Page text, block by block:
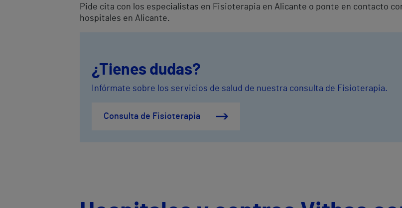
Pide cita con los especialistas en Fisioterapia en Alicante o ponte en contacto
hospitales en Alicante.
¿Tienes dudas?
Infórmate sobre los servicios de salud de nuestra consulta de Fisioterapia.
Consulta de Fisioterapia